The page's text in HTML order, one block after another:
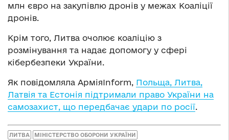
млн євро на закупівлю дронів у межах Коаліції
дронів.
Крім того, Литва очолює коаліцію з
розмінування та надає допомогу у сфері
кібербезпеки України.
Як повідомляла АрміяInform, Польща, Литва,
Латвія та Естонія підтримали право України на
самозахист, що передбачає удари по росії
ЛИТВА МІНІСТЕРСТВО ОБОРОНИ УКРАЇНИ